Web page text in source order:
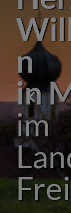
n
in
im